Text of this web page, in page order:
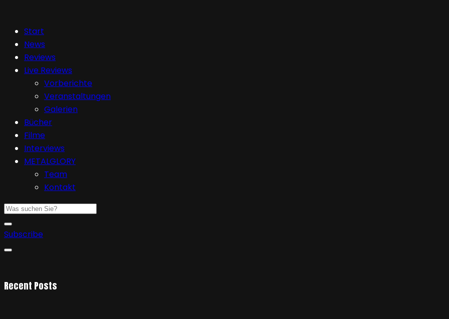
Start
News
Reviews
Live Reviews
Vorberichte
Veranstaltungen
Galerien
Bücher
Filme
Interviews
METALGLORY
Team
Kontakt
Subscribe
Recent Posts